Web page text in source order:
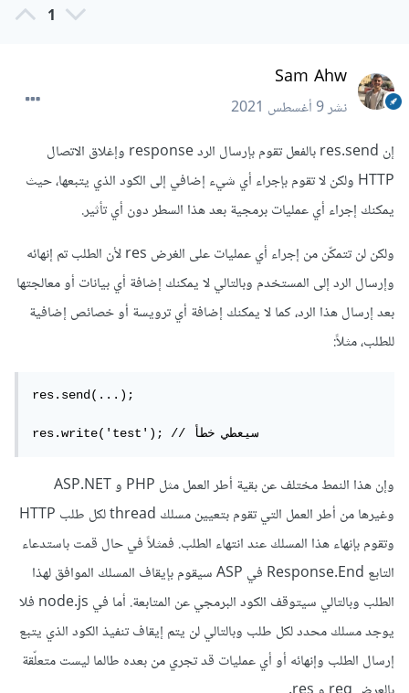
1
Sam Ahw
نشر9 أغسطس 2021
إن res.send بالفعل تقوم بإرسال الرد response وإغلاق الاتصال
HTTP ولكن لا تقوم بإجراء أي شيء إضافي إلى الكود الذي يتبعها، حيث
يمكنك إجراء أي عمليات برمجية بعد هذا السطر دون أي تأثير.
ولكن لن تتمكّن من إجراء أي عمليات على الغرض res لأن الطلب تم إنهائه
وإرسال الرد إلى المستخدم وبالتالي لا يمكنك إضافة أي بيانات أو معالجتها
بعد إرسال هذا الرد، كما لا يمكنك إضافة أي ترويسة أو خصائص إضافية
للطلب، مثلاً:
res.send(...);
res.write('test'); // سيعطي خطأ
وإن هذا النمط مختلف عن بقية أطر العمل مثل PHP و ASP.NET
وغيرها من أطر العمل التي تقوم بتعيين مسلك thread لكل طلب HTTP
وتقوم بإنهاء هذا المسلك عند انتهاء الطلب. فمثلاً في حال قمت باستدعاء
التابع Response.End في ASP سيقوم بإيقاف المسلك الموافق لهذا
الطلب وبالتالي سيتوقف الكود البرمجي عن المتابعة. أما في node.js فلا
يوجد مسلك محدد لكل طلب وبالتالي لن يتم إيقاف تنفيذ الكود الذي يتبع
إرسال الطلب وإنهائه أو أي عمليات قد تجري من بعده طالما ليست متعلّقة